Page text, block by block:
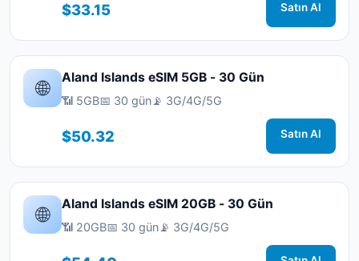
$33.15 Satın Al
🌐 Aland Islands eSIM 5GB - 30 Gün
📶 5GB📅 30 gün📡 3G/4G/5G
$50.32 Satın Al
🌐 Aland Islands eSIM 20GB - 30 Gün
📶 20GB📅 30 gün📡 3G/4G/5G